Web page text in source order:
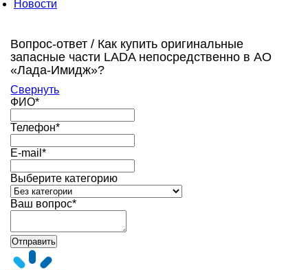
Новости
Вопрос-ответ / Как купить оригинальные
запасные части LADA непосредственно в АО
«Лада-Имидж»?
Свернуть
ФИО*
Телефон*
E-mail*
Выберите категорию
Ваш вопрос*